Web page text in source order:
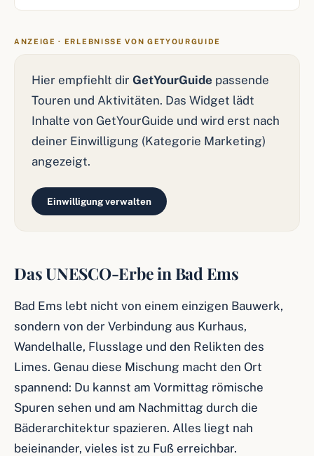
ANZEIGE · ERLEBNISSE VON GETYOURGUIDE
Hier empfiehlt dir GetYourGuide passende
Touren und Aktivitäten. Das Widget lädt
Inhalte von GetYourGuide und wird erst nach
deiner Einwilligung (Kategorie Marketing)
angezeigt.
Einwilligung verwalten
Das UNESCO-Erbe in Bad Ems
Bad Ems lebt nicht von einem einzigen Bauwerk,
sondern von der Verbindung aus Kurhaus,
Wandelhalle, Flusslage und den Relikten des
Limes. Genau diese Mischung macht den Ort
spannend: Du kannst am Vormittag römische
Spuren sehen und am Nachmittag durch die
Bäderarchitektur spazieren. Alles liegt nah
beieinander, vieles ist zu Fuß erreichbar.